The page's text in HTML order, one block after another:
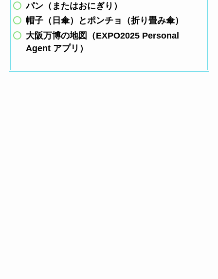
パン（またはおにぎり）
帽子（日傘）とポンチョ（折り畳み傘）
大阪万博の地図（EXPO2025 Personal
Agent アプリ）